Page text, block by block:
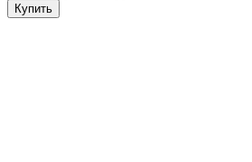
Купить